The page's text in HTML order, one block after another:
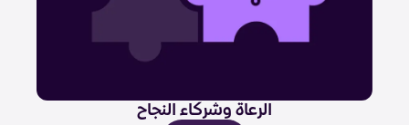
الرعاة وشركاء النجاح